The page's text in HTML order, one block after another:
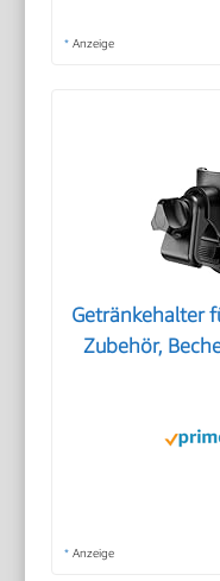
* Anzeige
Getränkehalter
Zubehör,
* Anzeige